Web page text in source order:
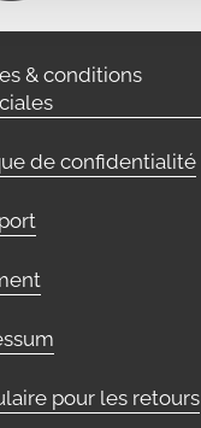
& conditions
de confidentialité
pour les retours